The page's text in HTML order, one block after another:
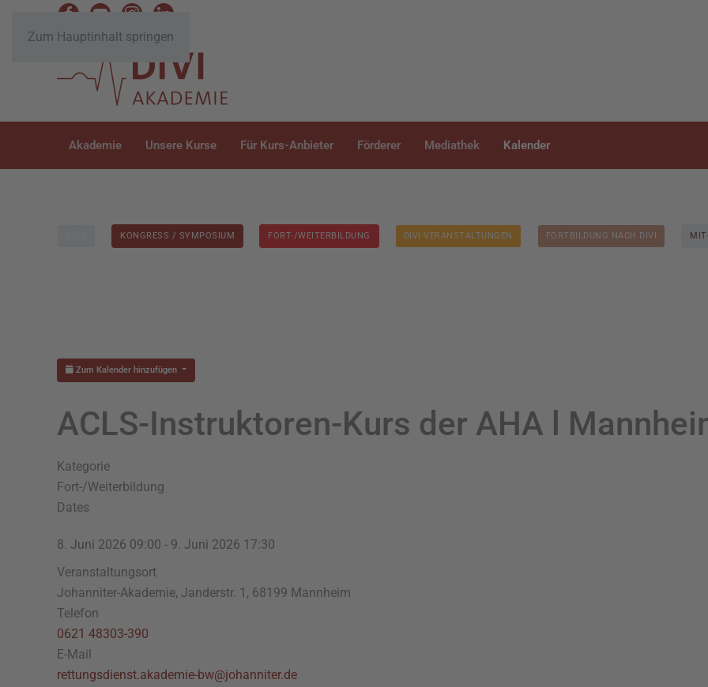
Zum Hauptinhalt springen
Akademie Unsere Kurse Für Kurs-Anbieter Förderer Mediathek Kalender
KONGRESS / SYMPOSIUM FORT-/WEITERBILDUNG DIVI-VERANSTALTUNGEN FORTBILDUNG NACH DIVI
Zum Kalender hinzufügen
ACLS-Instruktoren-Kurs der AHA l
Kategorie
Fort-/Weiterbildung
Dates
8. Juni 2026 09:00 - 9. Juni 2026 17:30
Veranstaltungsort
Johanniter-Akademie, Janderstr. 1, 68199 Mannheim
Telefon
0621 48303-390
E-Mail
rettungsdienst.akademie-bw@johanniter.de